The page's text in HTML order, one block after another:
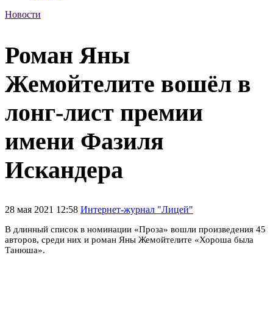
Новости
Роман Яны
Жемойтелите вошёл в
лонг-лист премии
имени Фазиля
Искандера
28 мая 2021 12:58 Интернет-журнал "Лицей"
В длинный список в номинации «Проза» вошли произведения 45
авторов, среди них и роман Яны Жемойтелите «Хороша была
Танюша».